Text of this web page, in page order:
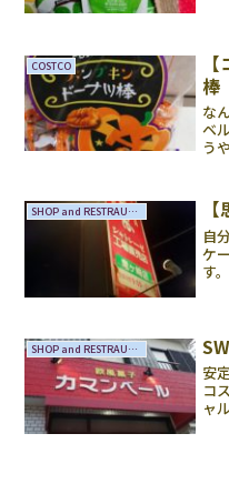
こ
COSTCO
棒
な
ベ
う
SHOP and RESTRAUNTS
自
ケ
す
そ
SHOP and RESTRAUNTS
安
コ
ャ